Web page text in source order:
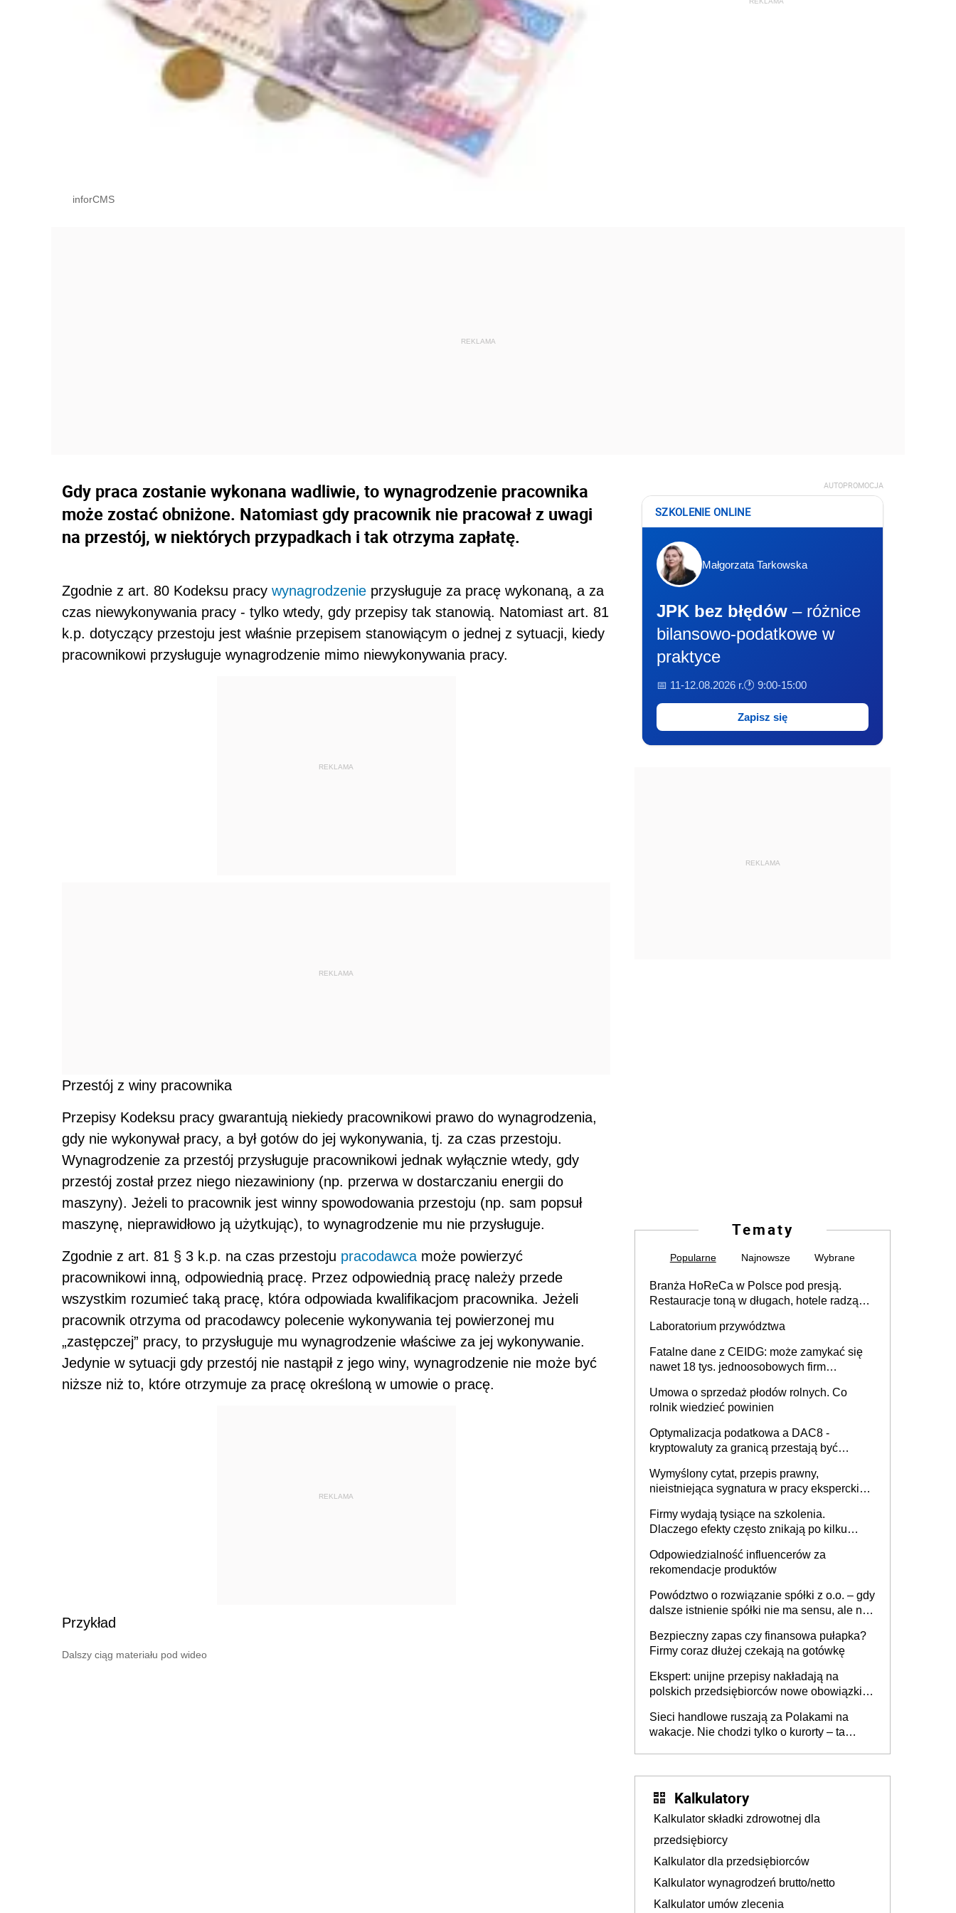
inforCMS
Gdy praca zostanie wykonana wadliwie, to wynagrodzenie pracownika
może zostać obniżone. Natomiast gdy pracownik nie pracował z uwagi
na przestój, w niektórych przypadkach i tak otrzyma zapłatę.
Zgodnie z art. 80 Kodeksu pracy wynagrodzenie przysługuje za pracę wykonaną, a za
czas niewykonywania pracy - tylko wtedy, gdy przepisy tak stanowią. Natomiast art. 81
k.p. dotyczący przestoju jest właśnie przepisem stanowiącym o jednej z sytuacji, kiedy
pracownikowi przysługuje wynagrodzenie mimo niewykonywania pracy.
REKLAMA
REKLAMA
Przestój z winy pracownika
Przepisy Kodeksu pracy gwarantują niekiedy pracownikowi prawo do wynagrodzenia,
gdy nie wykonywał pracy, a był gotów do jej wykonywania, tj. za czas przestoju.
Wynagrodzenie za przestój przysługuje pracownikowi jednak wyłącznie wtedy, gdy
przestój został przez niego niezawiniony (np. przerwa w dostarczaniu energii do
maszyny). Jeżeli to pracownik jest winny spowodowania przestoju (np. sam popsuł
maszynę, nieprawidłowo ją użytkując), to wynagrodzenie mu nie przysługuje.
Zgodnie z art. 81 § 3 k.p. na czas przestoju pracodawcamoże powierzyć
pracownikowi inną, odpowiednią pracę. Przez odpowiednią pracę należy przede
wszystkim rozumieć taką pracę, która odpowiada kwalifikacjom pracownika. Jeżeli
pracownik otrzyma od pracodawcy polecenie wykonywania tej powierzonej mu
„zastępczej” pracy, to przysługuje mu wynagrodzenie właściwe za jej wykonywanie.
Jedynie w sytuacji gdy przestój nie nastąpił z jego winy, wynagrodzenie nie może być
niższe niż to, które otrzymuje za pracę określoną w umowie o pracę.
REKLAMA
Przykład
Dalszy ciąg materiału pod wideo
AUTOPROMOCJA
SZKOLENIE ONLINE
Małgorzata Tarkowska
JPK bez błędów – różnice
bilansowo-podatkowe w
praktyce
📅 11-12.08.2026 r.🕐 9:00-15:00
Zapisz się
REKLAMA
Tematy
Popularne Najnowsze Wybrane
Branża HoReCa w Polsce pod presją.
Restauracje toną w długach, hotele radzą
Laboratorium przywództwa
Fatalne dane z CEIDG: może zamykać się
nawet 18 tys. jednoosobowych firm
Umowa o sprzedaż płodów rolnych. Co
rolnik wiedzieć powinien
Optymalizacja podatkowa a DAC8 -
kryptowaluty za granicą przestają być
Wymyślony cytat, przepis prawny,
nieistniejąca sygnatura w pracy eksperckiej -
firmie
Firmy wydają tysiące na szkolenia.
Dlaczego efekty często znikają po kilku
Odpowiedzialność influencerów za
rekomendacje produktów
Powództwo o rozwiązanie spółki z o.o. – gdy
dalsze istnienie spółki nie ma sensu, ale nie
Bezpieczny zapas czy finansowa pułapka?
Firmy coraz dłużej czekają na gotówkę
Ekspert: unijne przepisy nakładają na
polskich przedsiębiorców nowe obowiązki w
Sieci handlowe ruszają za Polakami na
wakacje. Nie chodzi tylko o kurorty – ta
Kalkulatory
Kalkulator składki zdrowotnej dla
przedsiębiorcy
Kalkulator dla przedsiębiorców
Kalkulator wynagrodzeń brutto/netto
Kalkulator umów zlecenia